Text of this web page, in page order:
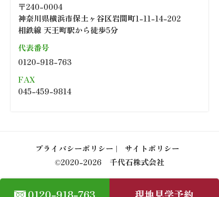
0120-918-763
〒240-0004
神奈川県横浜市保土ヶ谷区岩間町1-11-14-202
相鉄線 天王町駅から徒歩5分
代表番号
0120-918-763
FAX
045-459-9814
プライバシーポリシー
サイトポリシー
©2020-2026 千代石株式会社